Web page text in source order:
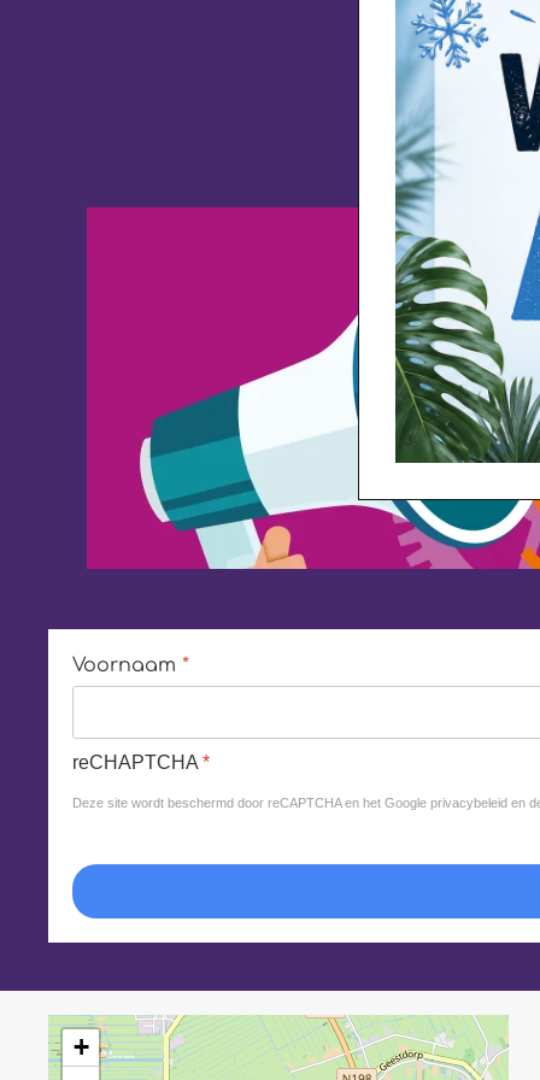
Wil je
en
Voornaam *
reCHAPTCHA *
Deze site wordt beschermd door reCAPTCHA en het Google privacybeleid en
+